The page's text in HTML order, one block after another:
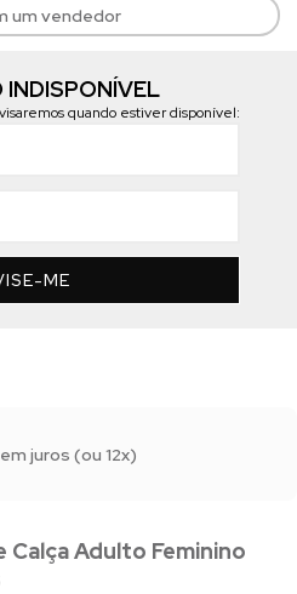
um vendedor
INDISPONÍVEL
quando estiver disponível:
ME
juros (ou 12x)
Calça Adulto Feminino